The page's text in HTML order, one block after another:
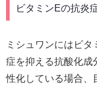
ビタミンEの抗炎
ミシュワンにはビ
症を抑える抗酸化成
性化している場合、